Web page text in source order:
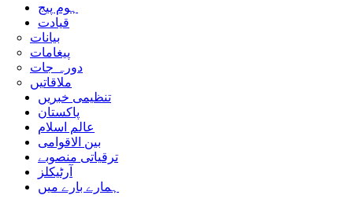
ہوم پیج
قیادت
بیانات
پیغامات
دورہ جات
ملاقاتیں
تنظیمی خبریں
پاکستان
عالم اسلام
بین الاقوامی
ترقیاتی منصوبے
آرٹیکلز
ہمارے بارے میں